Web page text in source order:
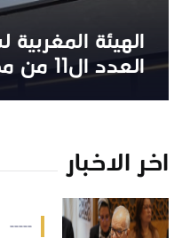
الهيئة
العدد ال11 من مجلة سوق الرساميل
اخر الاخبار
-----